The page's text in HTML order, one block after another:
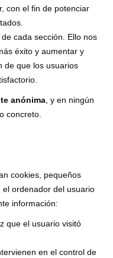
con el fin de potenciar
cada sección. Ello nos
éxito y aumentar y
de que los usuarios
anónima, y en ningún
concreto.
cookies, pequeños
ordenador del usuario
información:
que el usuario visitó
en el control de